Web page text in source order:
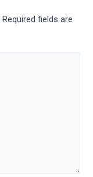
Required fields are